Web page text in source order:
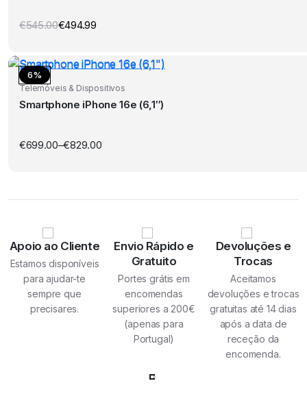
€545.00
O
era:
€545.00.
€494.99
O
é:
€494.99.
6%
Telemóveis & Dispositivos
Smartphone iPhone 16e (6,1″)
€699.00–€829.00
Preço
Apoio ao Cliente
Estamos disponíveis
para ajudar-te
sempre que
precisares.
Envio Rápido e
Gratuito
Portes grátis em
encomendas
superiores a 200€
(apenas para
Portugal)
Devoluções e
Trocas
Aceitamos
devoluções e trocas
gratuitas até 14 dias
após a data de
receção da
encomenda.